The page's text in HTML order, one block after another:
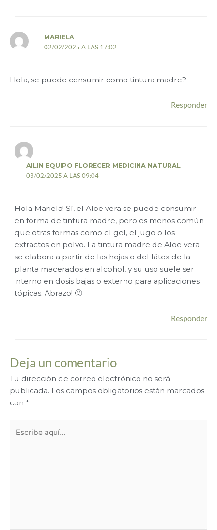
MARIELA
02/02/2025 A LAS 17:02
Hola, se puede consumir como tintura madre?
Responder
AILIN EQUIPO FLORECER MEDICINA NATURAL
03/02/2025 A LAS 09:04
Hola Mariela! Sí, el Aloe vera se puede consumir
en forma de tintura madre, pero es menos común
que otras formas como el gel, el jugo o los
extractos en polvo. La tintura madre de Aloe vera
se elabora a partir de las hojas o del látex de la
planta macerados en alcohol, y su uso suele ser
interno en dosis bajas o externo para aplicaciones
tópicas. Abrazo! 🙂
Responder
Deja un comentario
Tu dirección de correo electrónico no será
publicada. Los campos obligatorios están marcados
con *
aquí...